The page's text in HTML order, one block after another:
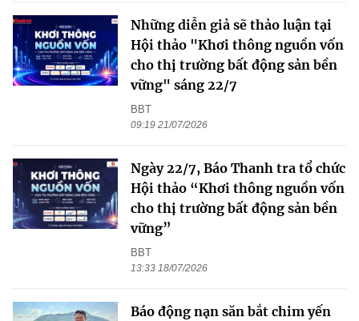
Những diễn giả sẽ thảo luận tại
Hội thảo "Khơi thông nguồn vốn
cho thị trường bất động sản bền
vững" sáng 22/7
BBT
09:19 21/07/2026
Ngày 22/7, Báo Thanh tra tổ chức
Hội thảo “Khơi thông nguồn vốn
cho thị trường bất động sản bền
vững”
BBT
13:33 18/07/2026
Báo động nạn săn bắt chim yến